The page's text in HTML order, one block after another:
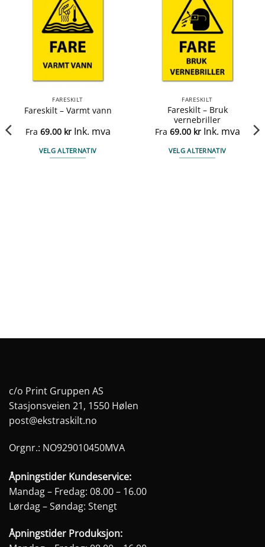
FARESKILT
Fareskilt – Varmt vann
Fra 69.00 kr Ink. mva
VELG ALTERNATIV
FARESKILT
Fareskilt – Bruk
vernebriller
Fra 69.00 kr Ink. mva
VELG ALTERNATIV
c/o Print Gruppen AS
Stasjonsveien 21, 1550 Hølen
post@ekstraskilt.no
Orgnr.: NO929010450MVA
Åpningstider Kundeservice:
Mandag – Fredag: 08.00 – 16.00
Lørdag – Søndag: Stengt
Åpningstider Produksjon: